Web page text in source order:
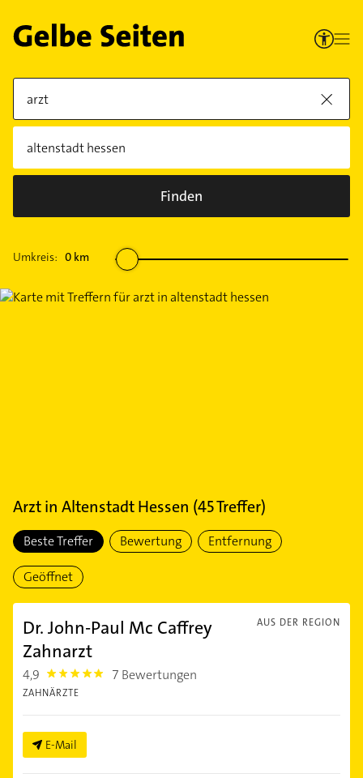
Finden
Umkreis: 0 km
Arztin Altenstadt Hessen (45Treffer)
Beste Treffer Bewertung Entfernung
Geöffnet
AUS DER REGION
Dr. John-Paul Mc Caffrey
Zahnarzt
4,9 4.9 7 Bewertungen
ZAHNÄRZTE
E-Mail